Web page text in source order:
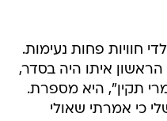
חוויות פחות נעימות.
איתו היה בסדר,
תקין", היא מספרת.
כי אמרתי שאולי